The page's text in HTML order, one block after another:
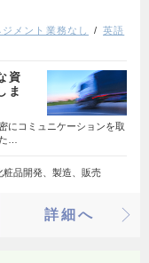
ジメント業務なし
英語
資
ま
にコミュニケーションを取
…
粧品開発、製造、販売
詳細へ